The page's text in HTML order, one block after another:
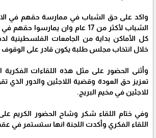
واكد على حق الشباب في ممارسة حقهم في
الشباب لأكثر من 17 عام وان
كل الأماكن بداية من الجامعات الفلسطينية
خلال انتخاب مجلس طلبة يكون قادر على الوقوف
وأثنى الحضور على مثل هذه اللقاءات الفكرية
تعزيز حق العودة وقضية اللاجئين والدور الذي
للاجئين في مخيم البريج.
وفي ختام اللقاء شكر وشاح الحضور الكريم
اللقاء الفكري وأكدت اللجنة انها ستستمر في